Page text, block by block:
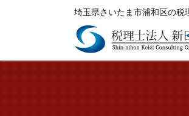
埼玉県さいたま市浦和区の